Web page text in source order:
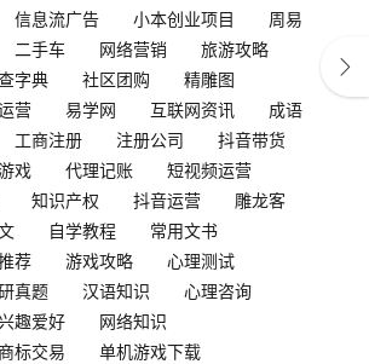
信息流广告 小本创业项目
周易
二手车 网络营销
旅游攻略
字典 社区团购
精雕图
营 易学网 互联网资讯
成语
工商注册 注册公司
抖音带货
戏 代理记账
短视频运营
知识产权 抖音运营
雕龙客
自学教程
常用文书
荐 游戏攻略
心理测试
真题 汉语知识
心理咨询
趣爱好
网络知识
标交易
单机游戏下载